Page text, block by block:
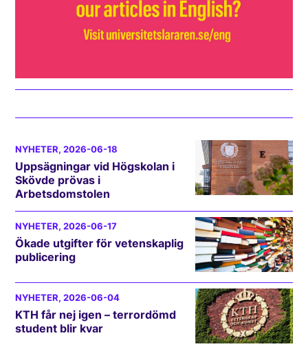
NYHETER, 2026-06-18
Uppsägningar vid Högskolan i
Skövde prövas i
Arbetsdomstolen
NYHETER, 2026-06-17
Ökade utgifter för vetenskaplig
publicering
NYHETER, 2026-06-04
KTH får nej igen – terrordömd
student blir kvar